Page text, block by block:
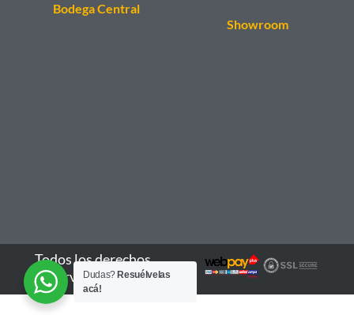
Bodega Central
Showroom
Todos los derechos
reservados - 2026
Dudas? Resuélvelas
acá!